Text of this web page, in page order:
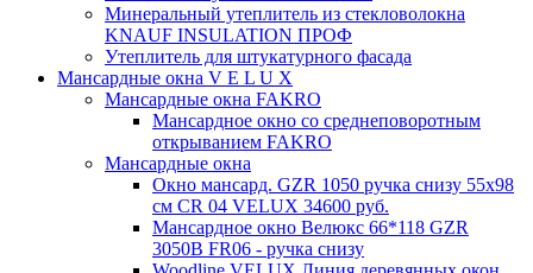
Минеральный утеплитель из стекловолокна
KNAUF INSULATION ПРОФ
Утеплитель для штукатурного фасада
Мансардные окна V E L U X
Мансардные окна FAKRO
Мансардное окно со среднеповоротным
открыванием FAKRO
Мансардные окна
Окно мансард. GZR 1050 ручка снизу 55х98
см CR 04 VELUX 34600 руб.
Мансардное окно Велюкс 66*118 GZR
3050B FR06 - ручка снизу